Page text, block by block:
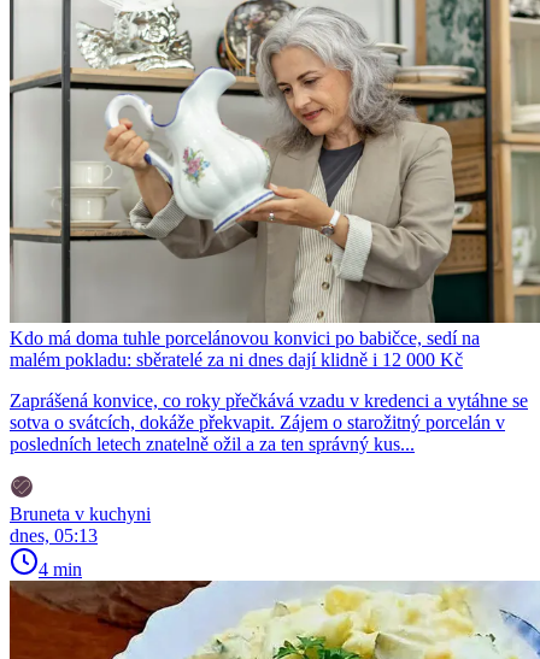
Kdo má doma tuhle porcelánovou konvici po babičce, sedí na
malém pokladu: sběratelé za ni dnes dají klidně i 12 000 Kč
Zaprášená konvice, co roky přečkává vzadu v kredenci a vytáhne se
sotva o svátcích, dokáže překvapit. Zájem o starožitný porcelán v
posledních letech znatelně ožil a za ten správný kus...
Bruneta v kuchyni
dnes, 05:13
4 min